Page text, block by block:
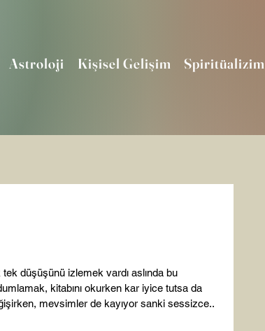
Astroloji Kişisel Gelişim Spiritüalizim
düşüşünü izlemek vardı aslında bu
kitabını okurken kar iyice tutsa da
mevsimler de kayıyor sanki sessizce..